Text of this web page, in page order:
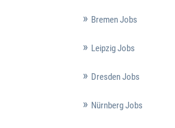
Bremen Jobs
Leipzig Jobs
Dresden Jobs
Nürnberg Jobs